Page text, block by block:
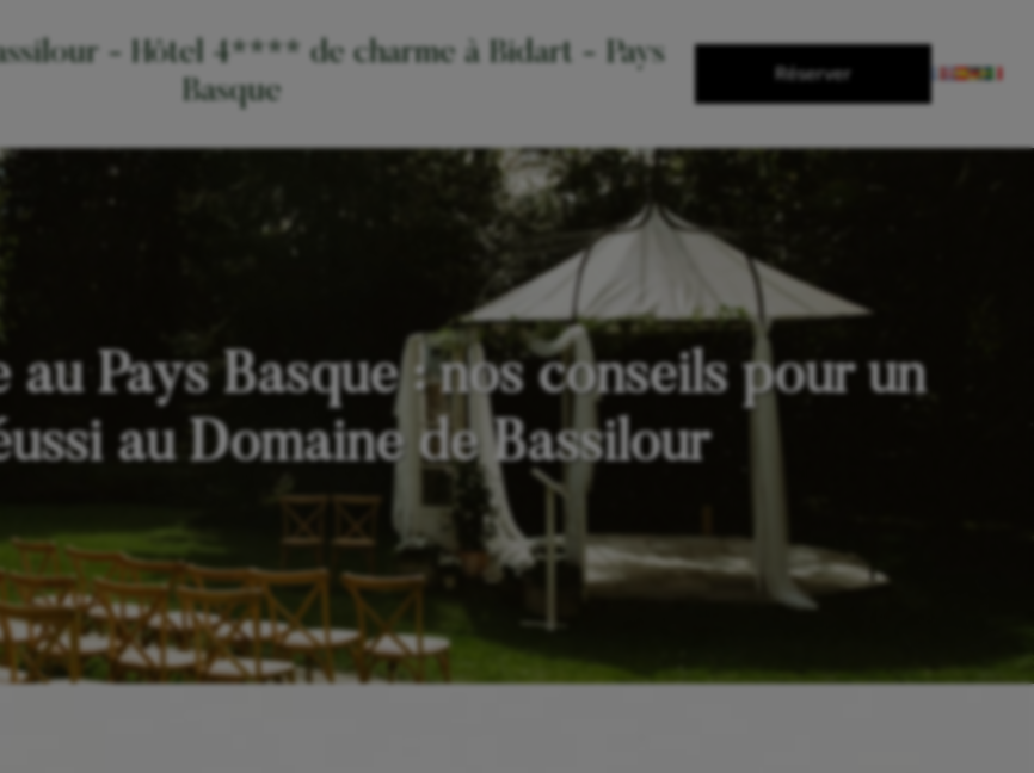
- Hôtel 4**** de charme à Bidart - Pays
Basque
Réserver
Pays Basque : nos conseils pour un
au Domaine de Bassilour